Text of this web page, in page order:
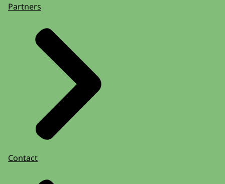
Partners
Contact